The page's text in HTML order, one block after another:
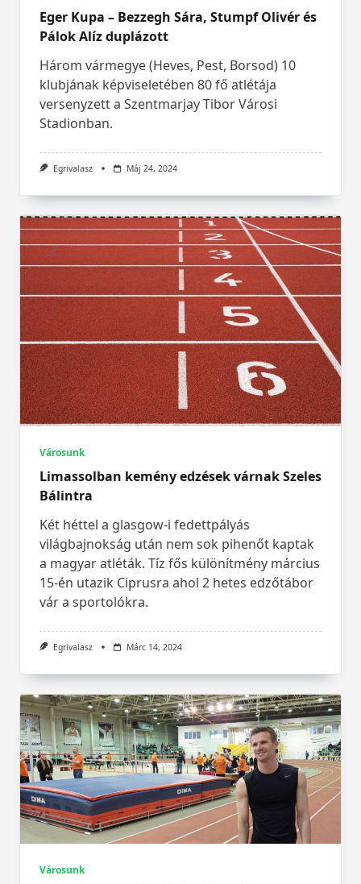
Eger Kupa – Bezzegh Sára, Stumpf Olivér és
Pálok Alíz duplázott
Három vármegye (Heves, Pest, Borsod) 10
klubjának képviseletében 80 fő atlétája
versenyzett a Szentmarjay Tibor Városi
Stadionban.
Egrivalasz Máj 24, 2024
Városunk
Limassolban kemény edzések várnak Szeles
Bálintra
Két héttel a glasgow-i fedettpályás
világbajnokság után nem sok pihenőt kaptak
a magyar atléták. Tíz fős különítmény március
15-én utazik Ciprusra ahol 2 hetes edzőtábor
vár a sportolókra.
Egrivalasz Márc 14, 2024
Városunk